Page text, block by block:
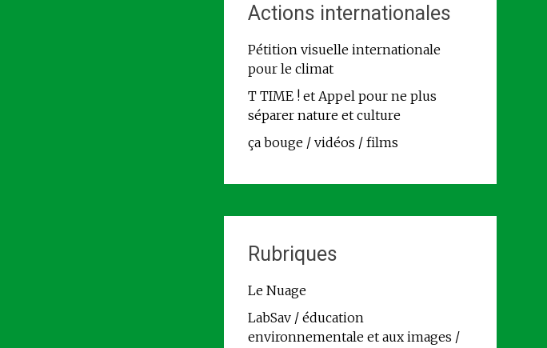
Actions internationales
Pétition visuelle internationale
pour le climat
T TIME ! et Appel pour ne plus
séparer nature et culture
ça bouge / vidéos / films
Rubriques
Le Nuage
LabSav / éducation
environnementale et aux images /